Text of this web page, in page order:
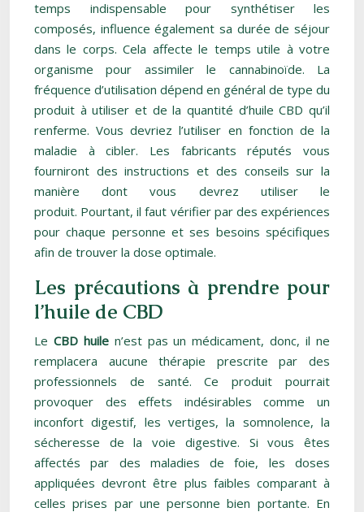
temps indispensable pour synthétiser les
composés, influence également sa durée de séjour
dans le corps. Cela affecte le temps utile à votre
organisme pour assimiler le cannabinoïde. La
fréquence d’utilisation dépend en général de type du
produit à utiliser et de la quantité d’huile CBD qu’il
renferme. Vous devriez l’utiliser en fonction de la
maladie à cibler. Les fabricants réputés vous
fourniront des instructions et des conseils sur la
manière dont vous devrez utiliser le
produit. Pourtant, il faut vérifier par des expériences
pour chaque personne et ses besoins spécifiques
afin de trouver la dose optimale.
Les précautions à prendre pour
l’huile de CBD
Le CBD huilen’est pas un médicament, donc, il ne
remplacera aucune thérapie prescrite par des
professionnels de santé. Ce produit pourrait
provoquer des effets indésirables comme un
inconfort digestif, les vertiges, la somnolence, la
sécheresse de la voie digestive. Si vous êtes
affectés par des maladies de foie, les doses
appliquées devront être plus faibles comparant à
celles prises par une personne bien portante. En